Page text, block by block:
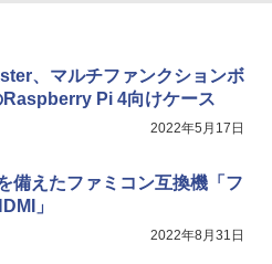
ーラ やかんの麦茶 from 爽健美茶 ラ
裏でヤニ吸うふたり 9巻 (デジタル
、マルチファンクションボ
Raspberry Pi 4向けケース
2022年5月17日
備えたファミコン互換機「フ
」
2022年8月31日